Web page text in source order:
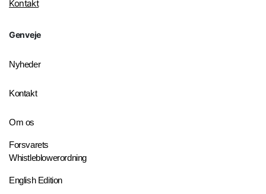
Kontakt
Genveje
Nyheder
Kontakt
Om os
Forsvarets
Whistleblowerordning
English Edition